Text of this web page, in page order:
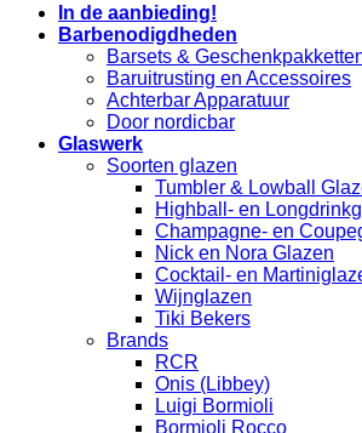
In de aanbieding!
Barbenodigdheden
Barsets &
Baruitrusting en Accessoires
Achterbar Apparatuur
Door nordicbar
Glaswerk
Soorten glazen
Tumbler & Lowball
Highball- en
Champagne- en
Nick en Nora Glazen
Cocktail- en
Wijnglazen
Tiki Bekers
Brands
RCR
Onis (Libbey)
Luigi Bormioli
Bormioli Rocco